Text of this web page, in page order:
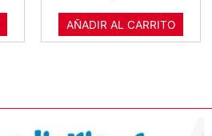
AÑADIR AL CARRITO